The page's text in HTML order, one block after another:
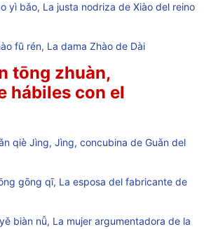
yì bǎo, La justa nodriza de Xiào del reino
fū rén, La dama Zhào de Dài
tōng zhuàn,
hábiles con el
qiè Jìng, Jìng, concubina de Guǎn del
gōng qī, La esposa del fabricante de
biàn nǚ, La mujer argumentadora de la